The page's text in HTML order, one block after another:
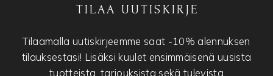
TILAA UUTISKIRJE
Tilaamalla uutiskirjeemme saat -10% alennuksen
tilauksestasi! Lisäksi kuulet ensimmäisenä uusista
tuotteista, tarjouksista sekä tulevista